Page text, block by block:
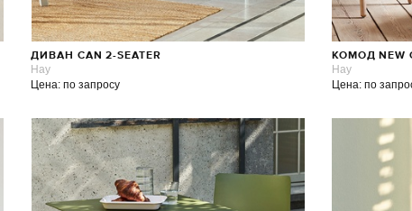
ДИВАН CAN 2-SEATER
Hay
Цена: по запросу
КОМОД NEW
Hay
Цена: по